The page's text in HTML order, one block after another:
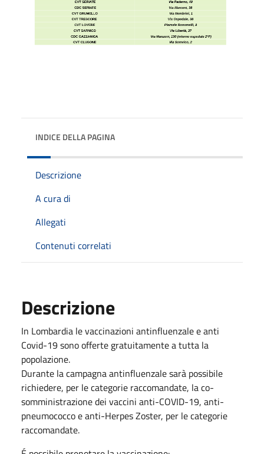
INDICE DELLA PAGINA
Descrizione
A cura di
Allegati
Contenuti correlati
Descrizione
In Lombardia le vaccinazioni antinfluenzale e anti
Covid-19 sono offerte gratuitamente a tutta la
popolazione.
Durante la campagna antinfluenzale sarà possibile
richiedere, per le categorie raccomandate, la co-
somministrazione dei vaccini anti-COVID-19, anti-
pneumococco e anti-Herpes Zoster, per le categorie
raccomandate.